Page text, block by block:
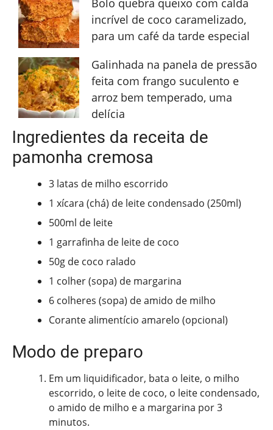
incrível de coco caramelizado,
para um café da tarde especial
Galinhada na panela de pressão
feita com frango suculento e
arroz bem temperado, uma
delícia
Ingredientes da receita de
pamonha cremosa
3 latas de milho escorrido
1 xícara (chá) de leite condensado (250ml)
500ml de leite
1 garrafinha de leite de coco
50g de coco ralado
1 colher (sopa) de margarina
6 colheres (sopa) de amido de milho
Corante alimentício amarelo (opcional)
Modo de preparo
Em um liquidificador, bata o leite, o milho
escorrido, o leite de coco, o leite condensado,
o amido de milho e a margarina por 3
minutos.